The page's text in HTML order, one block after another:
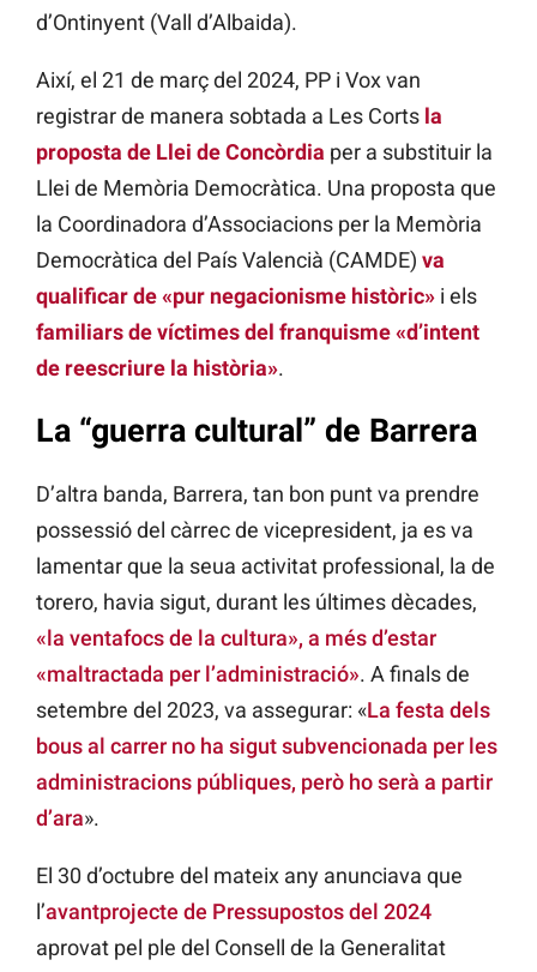
d’Ontinyent (Vall d’Albaida).
Així, el 21 de març del 2024, PP i Vox van
registrar de manera sobtada a Les Corts la
proposta de Llei de Concòrdia per a substituir la
Llei de Memòria Democràtica. Una proposta que
la Coordinadora d’Associacions per la Memòria
Democràtica del País Valencià (CAMDE) va
qualificar de «pur negacionisme històric» i els
familiars de víctimes del franquisme «d’intent
de reescriure la història».
La “guerra cultural” de Barrera
D’altra banda, Barrera, tan bon punt va prendre
possessió del càrrec de vicepresident, ja es va
lamentar que la seua activitat professional, la de
torero, havia sigut, durant les últimes dècades,
«la ventafocs de la cultura», a més d’estar
«maltractada per l’administració». A finals de
setembre del 2023, va assegurar: «La festa dels
bous al carrer no ha sigut subvencionada per les
administracions públiques, però ho serà a partir
d’ara».
El 30 d’octubre del mateix any anunciava que
l’avantprojecte de Pressupostos del 2024
aprovat pel ple del Consell de la Generalitat